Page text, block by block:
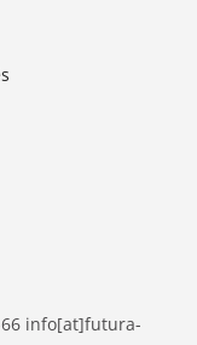
66 info[at]futura-